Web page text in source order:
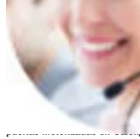
Persianas enrollables,
batientes, Puertas
de cristal, Sistemas de
peatonales, Puertas
frecuencia, Urgencias 24
Servicio tecnico,
puertas motorizadas en